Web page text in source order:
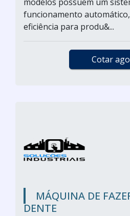
funcionamento
eficiência para produ&...
Cotar
MÁQUINA DE
DENTE